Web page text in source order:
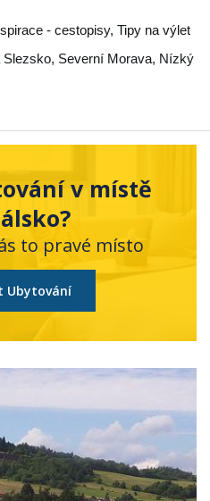
- cestopisy, Tipy na výlet
Slezsko, Severní Morava, Nízký
v místě
to pravé místo
Ubytování